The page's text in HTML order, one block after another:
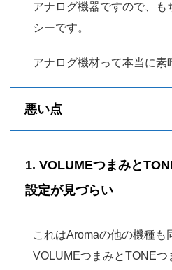
アナログ機器ですので、も
シーです。
アナログ機材って本当に素
悪い点
1. VOLUMEつまみと
設定が見づらい
これはAromaの他の機種も
VOLUMEつまみとTONEつ